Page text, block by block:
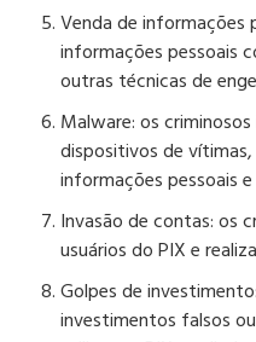
Venda de informações
informações pessoais
outras técnicas de
Malware:os
dispositivos de
informações pessoais
Invasão de contas:os
usuários do PIX e
Golpes de investimento:
investimentos falsos